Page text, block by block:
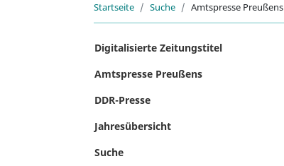
Startseite Suche Amtspresse Preußens
Digitalisierte Zeitungstitel
Amtspresse Preußens
DDR-Presse
Jahresübersicht
Suche